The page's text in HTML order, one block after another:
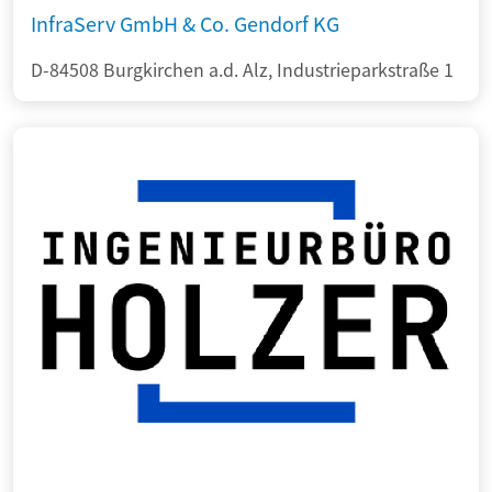
InfraServ GmbH & Co. Gendorf KG
D-84508 Burgkirchen a.d. Alz, Industrieparkstraße 1